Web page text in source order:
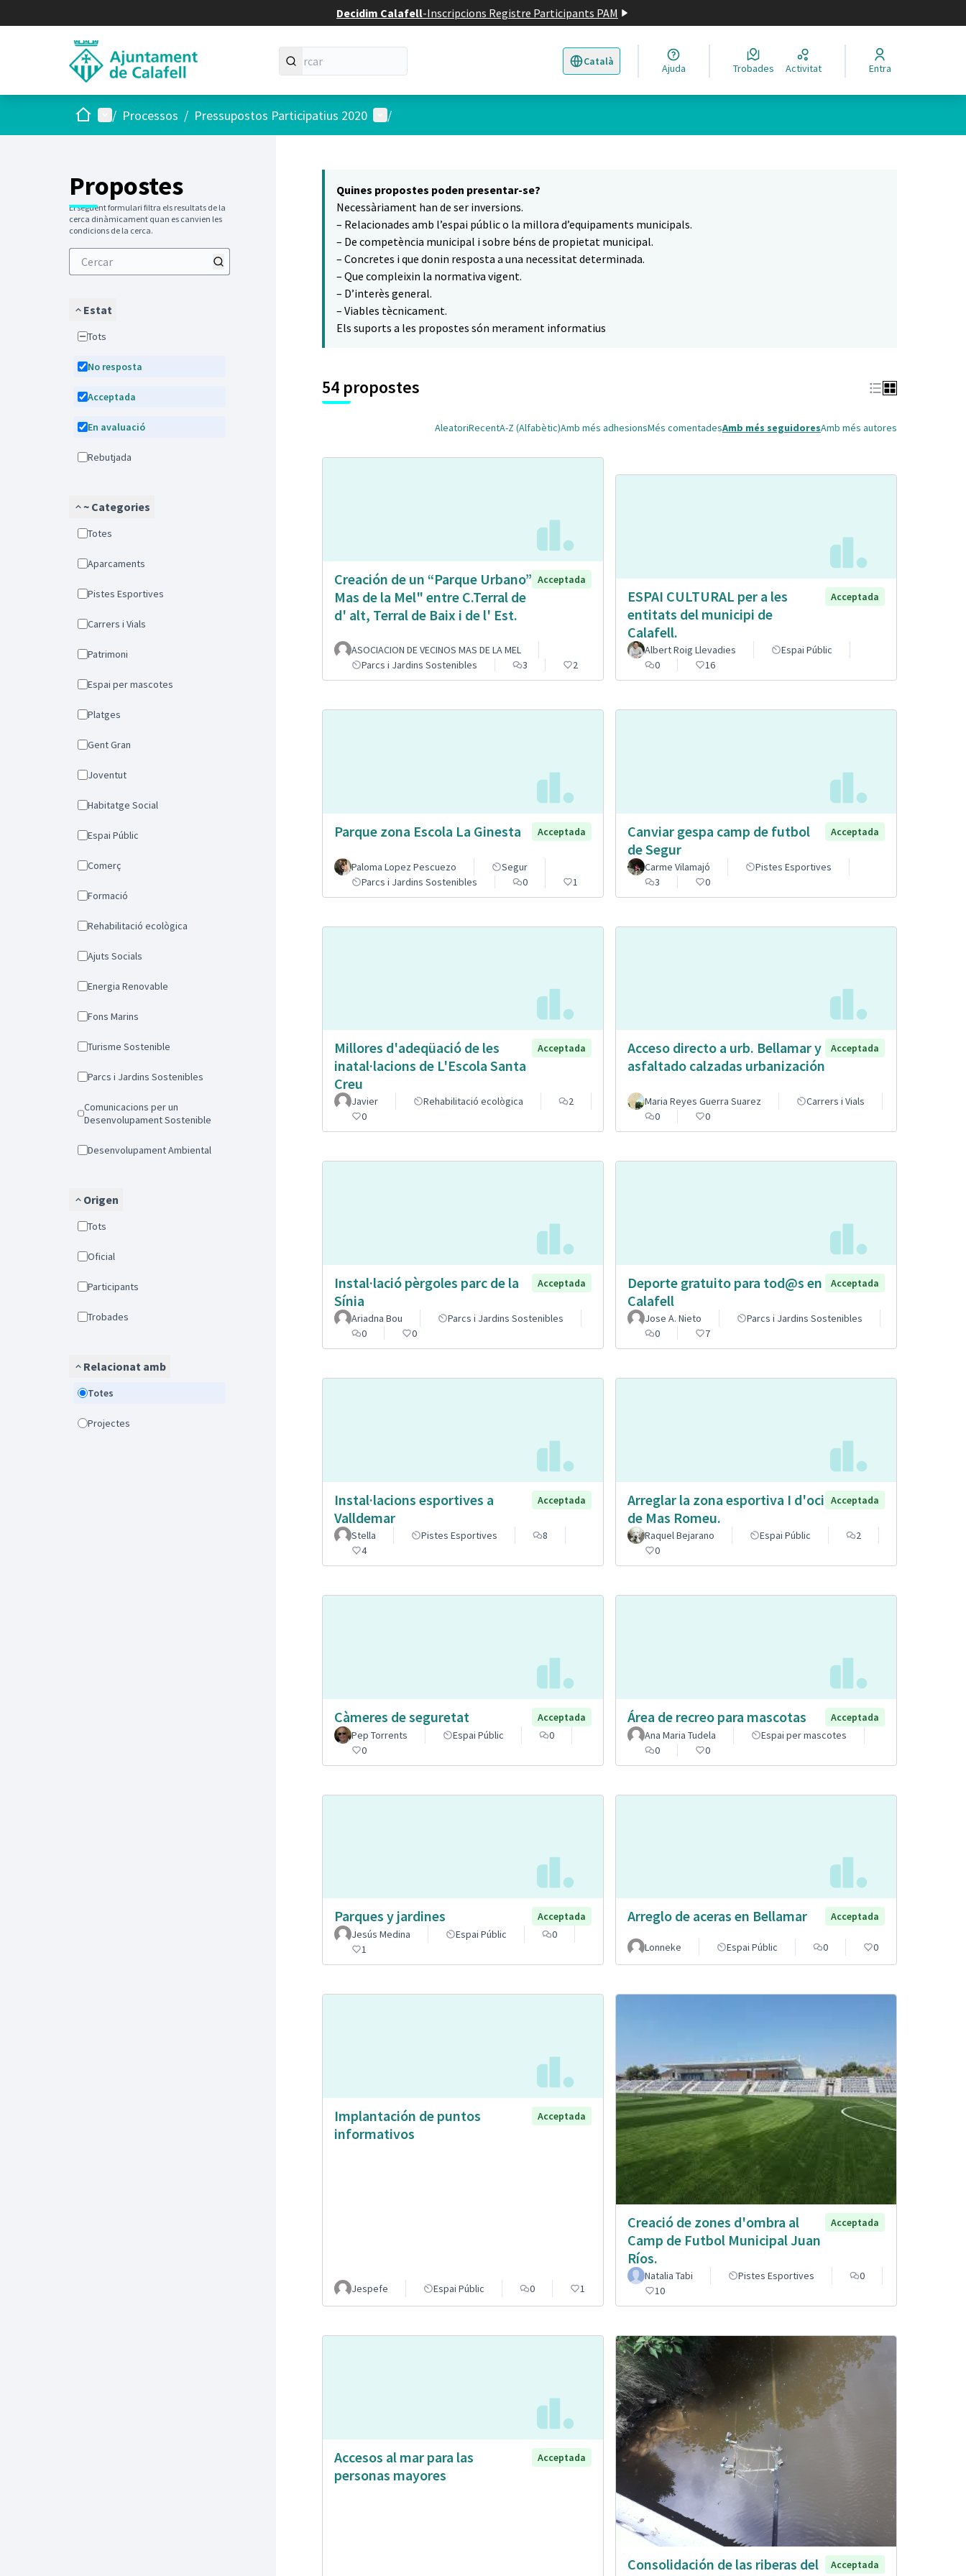
Decidim Calafell-Inscripcions Registre Participants PAM
Català
Triar la llengua Elegir el idioma
Ajuda Trobades Activitat Entra
Inici Menú principal
/ Processos / Pressupostos Participatius 2020 Menú d'usuari
/
Propostes
El següent formulari filtra els resultats de la
cerca dinàmicament quan es canvien les
condicions de la cerca.
Estat
Tots
No resposta
Acceptada
En avaluació
Rebutjada
~ Categories
Totes
Aparcaments
Pistes Esportives
Carrers i Vials
Patrimoni
Espai per mascotes
Platges
Gent Gran
Joventut
Habitatge Social
Espai Públic
Comerç
Formació
Rehabilitació ecològica
Ajuts Socials
Energia Renovable
Fons Marins
Turisme Sostenible
Parcs i Jardins Sostenibles
Comunicacions per un
Desenvolupament Sostenible
Desenvolupament Ambiental
Origen
Tots
Oficial
Participants
Trobades
Relacionat amb
Totes
Projectes
5
Quines propostes poden presentar-se?
Necessàriament han de ser inversions.
– Relacionades amb l’espai públic o la millora d’equipaments municipals.
– De competència municipal i sobre béns de propietat municipal.
– Concretes i que donin resposta a una necessitat determinada.
– Que compleixin la normativa vigent.
– D’interès general.
– Viables tècnicament.
Els suports a les propostes són merament informatius
54 propostes
AleatoriRecentA-Z (Alfabètic)Amb més adhesionsMés comentadesAmb més seguidoresAmb més autores
Creación de un “Parque Urbano”
Mas de la Mel" entre C.Terral de
d' alt, Terral de Baix i de l' Est.
Acceptada
ASOCIACION DE VECINOS MAS DE LA MEL
Parcs i Jardins Sostenibles
3 2
ESPAI CULTURAL per a les
entitats del municipi de
Calafell.
Acceptada
Albert Roig Llevadies
Espai Públic
0
16
Parque zona Escola La Ginesta Acceptada
Paloma Lopez Pescuezo
Segur
Parcs i Jardins Sostenibles
0 1
Canviar gespa camp de futbol
de Segur
Acceptada
Carme Vilamajó
Pistes Esportives
3
0
Millores d'adeqüació de les
inatal·lacions de L'Escola Santa
Creu
Acceptada
Javier Rehabilitació ecològica
2
0
Acceso directo a urb. Bellamar y
asfaltado calzadas urbanización
Acceptada
Maria Reyes Guerra Suarez
Carrers i Vials
0
0
Instal·lació pèrgoles parc de la
Sínia
Acceptada
Ariadna Bou
Parcs i Jardins Sostenibles
0
0
Deporte gratuito para tod@s en
Calafell
Acceptada
Jose A. Nieto
Parcs i Jardins Sostenibles
0
7
Instal·lacions esportives a
Valldemar
Acceptada
Stella Pistes Esportives
8
4
Arreglar la zona esportiva I d'oci
de Mas Romeu.
Acceptada
Raquel Bejarano Espai Públic
2
0
Càmeres de seguretat
Acceptada
Pep Torrents
Espai Públic
0
0
Área de recreo para mascotas
Acceptada
Ana Maria Tudela
Espai per mascotes
0
0
Parques y jardines
Acceptada
Jesús Medina
Espai Públic
0
1
Arreglo de aceras en Bellamar Acceptada
Lonneke Espai Públic 0 0
Implantación de puntos
informativos
Acceptada
Jespefe Espai Públic 0 1
Creació de zones d'ombra al
Camp de Futbol Municipal Juan
Ríos.
Acceptada
Natalia Tabi Pistes Esportives
0
10
Accesos al mar para las
personas mayores
Acceptada
Consolidación de las riberas del
Acceptada